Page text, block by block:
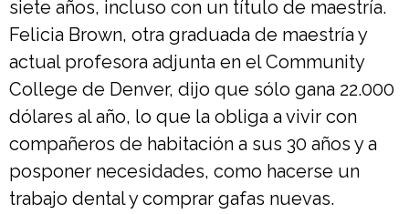
siete años, incluso con un título de maestría.
Felicia Brown, otra graduada de maestría y
actual profesora adjunta en el Community
College de Denver, dijo que sólo gana 22.000
dólares al año, lo que la obliga a vivir con
compañeros de habitación a sus 30 años y a
posponer necesidades, como hacerse un
trabajo dental y comprar gafas nuevas.